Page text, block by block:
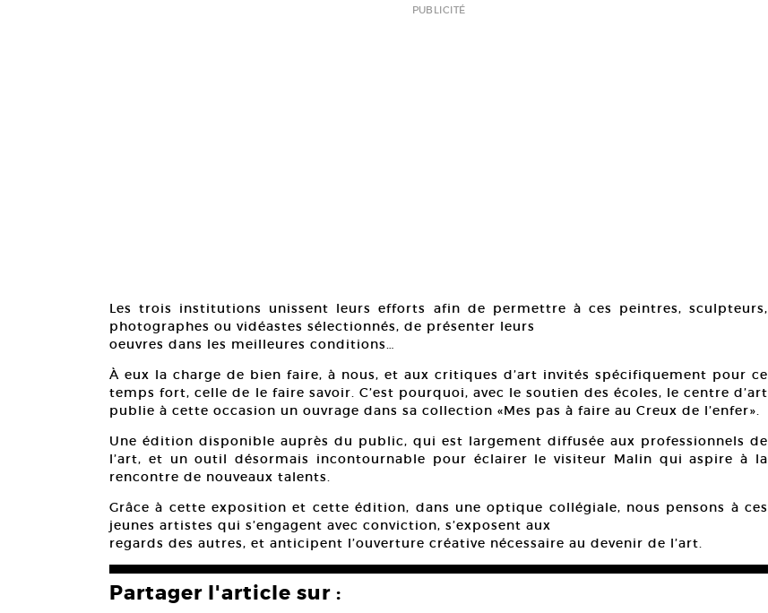
PUBLICITÉ
Les trois institutions unissent leurs efforts afin de permettre à ces peintres, sculpteurs,
photographes ou vidéastes sélectionnés, de présenter leurs
oeuvres dans les meilleures conditions…
À eux la charge de bien faire, à nous, et aux critiques d’art invités spécifiquement pour ce
temps fort, celle de le faire savoir. C’est pourquoi, avec le soutien des écoles, le centre d’art
publie à cette occasion un ouvrage dans sa collection «Mes pas à faire au Creux de l’enfer».
Une édition disponible auprès du public, qui est largement diffusée aux professionnels de
l’art, et un outil désormais incontournable pour éclairer le visiteur Malin qui aspire à la
rencontre de nouveaux talents.
Grâce à cette exposition et cette édition, dans une optique collégiale, nous pensons à ces
jeunes artistes qui s’engagent avec conviction, s’exposent aux
regards des autres, et anticipent l’ouverture créative nécessaire au devenir de l’art.
Partager l'article sur :